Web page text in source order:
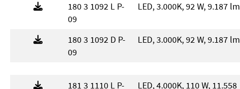
180 3 1092 L P-
09
LED, 3.000K, 92 W, 9.187 lm
180 3 1092 D P-
09
LED, 3.000K, 92 W, 9.187 lm
181 3 1110 L P-
LED, 4.000K, 110 W, 11.558